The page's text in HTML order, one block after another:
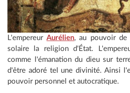
L'empereurAurélien, au pouvoir
solaire la religion d'État.
comme l'émanation du dieu sur
d'être adoré tel une divinité. Ainsi
pouvoir personnel et autocratique.